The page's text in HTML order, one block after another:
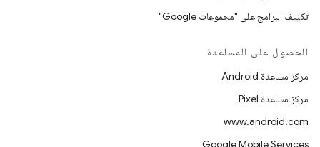
تكييف البرامج على "مجموعات Google"
الحصول على المساعدة
مركز مساعدة Android
مركز مساعدة Pixel
www.android.com
Google Mobile Services